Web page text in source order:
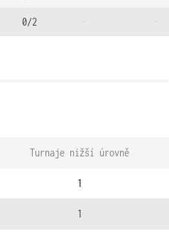
0/2 - -
Turnaje nižší úrovně
1
1